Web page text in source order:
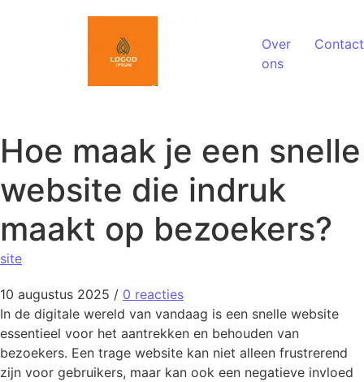
Over
ons
Contact
Hoe maak je een snelle
website die indruk
maakt op bezoekers?
site
10 augustus 2025 / 0 reacties
In de digitale wereld van vandaag is een snelle website
essentieel voor het aantrekken en behouden van
bezoekers. Een trage website kan niet alleen frustrerend
zijn voor gebruikers, maar kan ook een negatieve invloed